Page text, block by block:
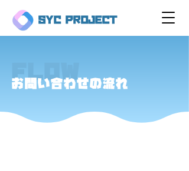
SYC PROJECT
FLOW
お問い合わせの流れ